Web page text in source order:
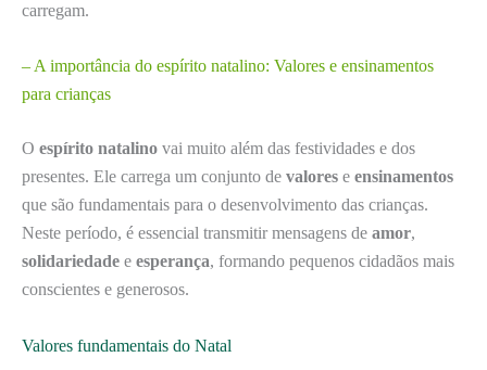
carregam.
– A importância do espírito natalino: Valores e ensinamentos
para crianças
O espírito natalino vai muito além das festividades e dos
presentes. Ele carrega um conjunto de valores e ensinamentos
que são fundamentais para o desenvolvimento das crianças.
Neste período, é essencial transmitir mensagens de amor,
solidariedade e esperança, formando pequenos cidadãos mais
conscientes e generosos.
Valores fundamentais do Natal